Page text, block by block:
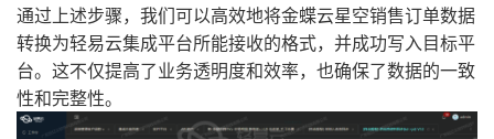
通过上述步骤，我们可以高效地将金蝶云星空销售订单数据
转换为轻易云集成平台所能接收的格式，并成功写入目标平
台。这不仅提高了业务透明度和效率，也确保了数据的一致
性和完整性。